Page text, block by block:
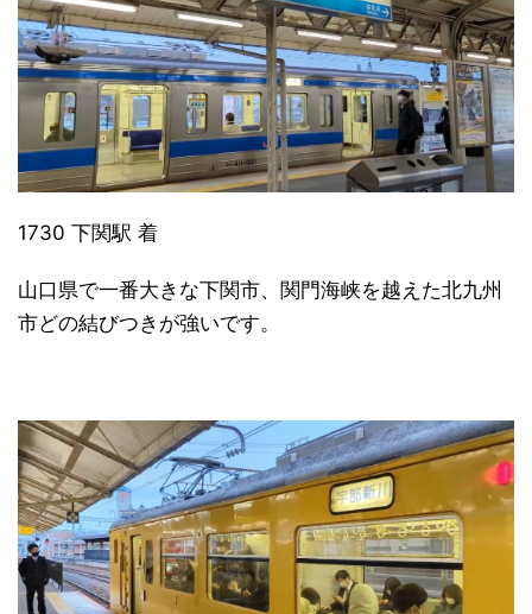
1730 下関駅 着
山口県で一番大きな下関市、関門海峡を越えた北九州
市どの結びつきが強いです。